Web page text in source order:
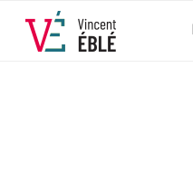
contenu
principal